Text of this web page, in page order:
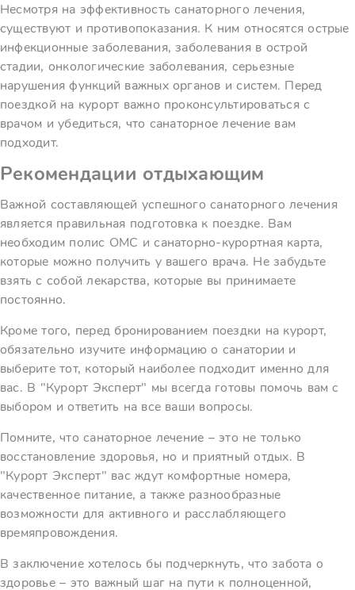
Несмотря на эффективность санаторного лечения,
существуют и противопоказания. К ним относятся острые
инфекционные заболевания, заболевания в острой
стадии, онкологические заболевания, серьезные
нарушения функций важных органов и систем. Перед
поездкой на курорт важно проконсультироваться с
врачом и убедиться, что санаторное лечение вам
подходит.
Рекомендации отдыхающим
Важной составляющей успешного санаторного лечения
является правильная подготовка к поездке. Вам
необходим полис ОМС и санаторно-курортная карта,
которые можно получить у вашего врача. Не забудьте
взять с собой лекарства, которые вы принимаете
постоянно.
Кроме того, перед бронированием поездки на курорт,
обязательно изучите информацию о санатории и
выберите тот, который наиболее подходит именно для
вас. В "Курорт Эксперт" мы всегда готовы помочь вам с
выбором и ответить на все ваши вопросы.
Помните, что санаторное лечение – это не только
восстановление здоровья, но и приятный отдых. В
"Курорт Эксперт" вас ждут комфортные номера,
качественное питание, а также разнообразные
возможности для активного и расслабляющего
времяпровождения.
В заключение хотелось бы подчеркнуть, что забота о
здоровье – это важный шаг на пути к полноценной,